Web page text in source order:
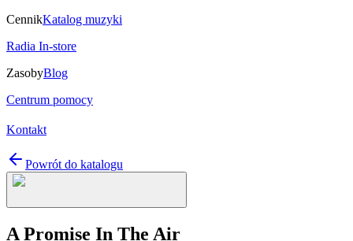
CennikKatalog muzyki
Radia In-store
ZasobyBlog
Centrum pomocy
Kontakt
Powrót do katalogu
A Promise In The Air